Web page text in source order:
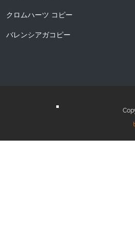
クロムハーツ コピー
バレンシアガコピー